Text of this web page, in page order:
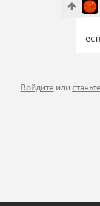
Войдите или